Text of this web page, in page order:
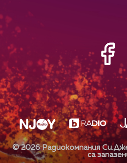
©2026Радиокомпания
са